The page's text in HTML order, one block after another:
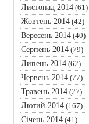
Листопад 2014(61)
Жовтень 2014(42)
Вересень 2014(40)
Серпень 2014(79)
Липень 2014(62)
Червень 2014(77)
Травень 2014(27)
Лютий 2014(167)
Січень 2014(41)